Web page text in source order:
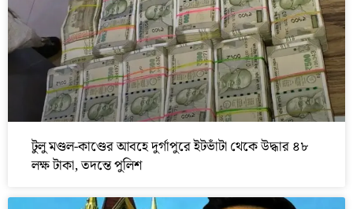
টুলু মণ্ডল-কাণ্ডের আবহে দুর্গাপুরে ইটভাঁটা থেকে উদ্ধার ৪৮
লক্ষ টাকা, তদন্তে পুলিশ